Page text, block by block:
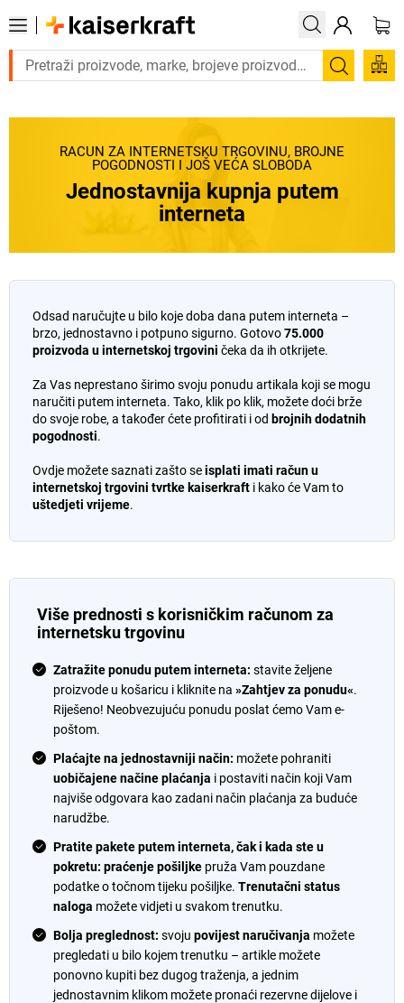
Trebate proizvod hitno? Pogledajte našu ponudu
RAČUN ZA INTERNETSKU TRGOVINU, BROJNE
POGODNOSTI I JOŠ VEĆA SLOBODA
Jednostavnija kupnja putem
interneta
Odsad naručujte u bilo koje doba dana putem interneta –
brzo, jednostavno i potpuno sigurno. Gotovo75.000
proizvoda u internetskoj trgovini čeka da ih otkrijete.
Za Vas neprestano širimo svoju ponudu artikala koji se mogu
naručiti putem interneta. Tako, klik po klik, možete doći brže
do svoje robe, a također ćete profitirati i od brojnih dodatnih
pogodnosti.
Ovdje možete saznati zašto seisplati imati račun u
internetskoj trgovini tvrtke kaiserkraft i kako će Vam to
uštedjeti vrijeme.
Više prednosti s korisničkim računom za
internetsku trgovinu
Zatražite ponudu putem interneta: stavite željene
proizvode u košaricu i kliknite na »Zahtjev za ponudu«.
Riješeno! Neobvezujuću ponudu poslat ćemo Vam e-
poštom.
Plaćajte na jednostavniji način: možete pohraniti
uobičajene načine plaćanja i postaviti način koji Vam
najviše odgovara kao zadani način plaćanja za buduće
narudžbe.
Pratite pakete putem interneta, čak i kada ste u
pokretu: praćenje pošiljke pruža Vam pouzdane
podatke o točnom tijeku pošiljke. Trenutačni status
naloga možete vidjeti u svakom trenutku.
Bolja preglednost: svoju povijest naručivanja možete
pregledati u bilo kojem trenutku – artikle možete
ponovno kupiti bez dugog traženja, a jednim
jednostavnim klikom možete pronaći rezervne dijelove i